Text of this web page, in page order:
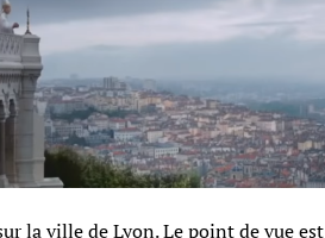
la ville de Lyon. Le point de vue